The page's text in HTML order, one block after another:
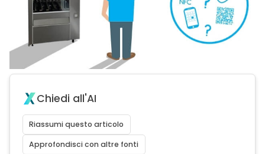
Chiedi all'AI
Riassumi questo articolo
Approfondisci con altre fonti